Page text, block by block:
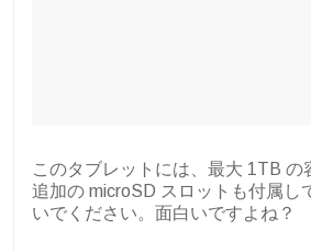
このタブレットには、最大 1TB の
追加の microSD スロットも付属し
いでください。面白いですよね？